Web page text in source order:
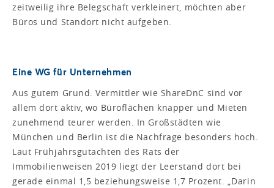
zeitweilig ihre Belegschaft verkleinert, möchten aber
Büros und Standort nicht aufgeben.
Eine WG für Unternehmen
Aus gutem Grund. Vermittler wie ShareDnC sind vor
allem dort aktiv, wo Büroflächen knapper und Mieten
zunehmend teurer werden. In Großstädten wie
München und Berlin ist die Nachfrage besonders hoch.
Laut Frühjahrsgutachten des Rats der
Immobilienweisen 2019 liegt der Leerstand dort bei
gerade einmal 1,5 beziehungsweise 1,7 Prozent. „Darin